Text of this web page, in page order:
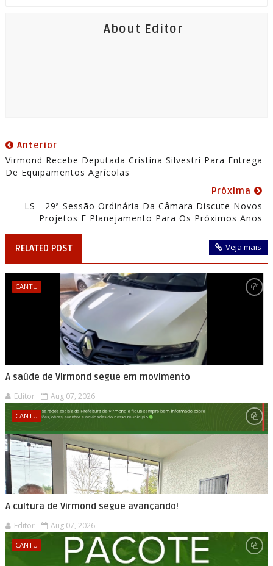
About Editor
Anterior
Virmond Recebe Deputada Cristina Silvestri Para Entrega
De Equipamentos Agrícolas
Próxima
LS - 29ª Sessão Ordinária Da Câmara Discute Novos
Projetos E Planejamento Para Os Próximos Anos
RELATED POST Veja mais
CANTU
A saúde de Virmond segue em movimento
Editor Aug 07, 2026
CANTU
A cultura de Virmond segue avançando!
Editor Aug 07, 2026
CANTU